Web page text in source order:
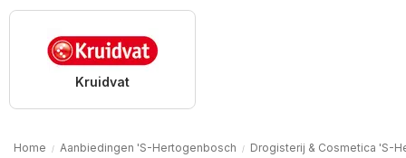
Kruidvat
Home Aanbiedingen 'S-Hertogenbosch Drogisterij & Cosmetica 'S-